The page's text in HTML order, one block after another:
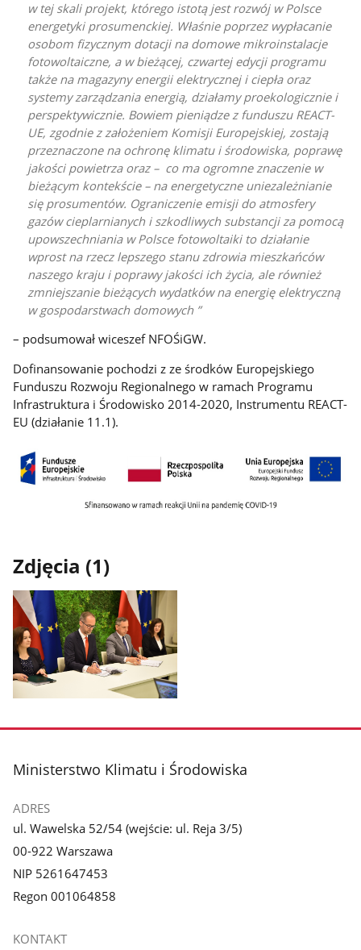
w tej skali projekt, którego istotą jest rozwój w Polsce
energetyki prosumenckiej. Właśnie poprzez wypłacanie
osobom fizycznym dotacji na domowe mikroinstalacje
fotowoltaiczne, a w bieżącej, czwartej edycji programu
także na magazyny energii elektrycznej i ciepła oraz
systemy zarządzania energią, działamy proekologicznie i
perspektywicznie. Bowiem pieniądze z funduszu REACT-
UE, zgodnie z założeniem Komisji Europejskiej, zostają
przeznaczone na ochronę klimatu i środowiska, poprawę
jakości powietrza oraz – co ma ogromne znaczenie w
bieżącym kontekście – na energetyczne uniezależnianie
się prosumentów. Ograniczenie emisji do atmosfery
gazów cieplarnianych i szkodliwych substancji za pomocą
upowszechniania w Polsce fotowoltaiki to działanie
wprost na rzecz lepszego stanu zdrowia mieszkańców
naszego kraju i poprawy jakości ich życia, ale również
zmniejszanie bieżących wydatków na energię elektryczną
w gospodarstwach domowych
– podsumował wiceszef NFOŚiGW.
Dofinansowanie pochodzi z ze środków Europejskiego
Funduszu Rozwoju Regionalnego w ramach Programu
Infrastruktura i Środowisko 2014-2020, Instrumentu REACT-
EU (działanie 11.1).
Zdjęcia (1)
zdjęcie
galerii.
stopka
Ministerstwo Klimatu i Środowiska
ADRES
ul. Wawelska 52/54 (wejście: ul. Reja 3/5)
00-922 Warszawa
NIP 5261647453
Regon 001064858
KONTAKT